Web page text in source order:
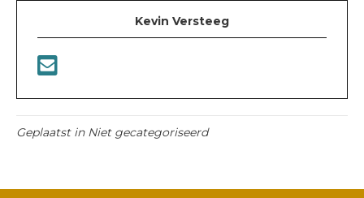
Kevin Versteeg
Geplaatst in Niet gecategoriseerd